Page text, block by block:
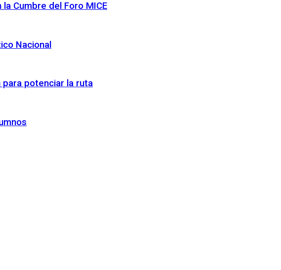
Cumbre del Foro MICE
Nacional
para potenciar la ruta